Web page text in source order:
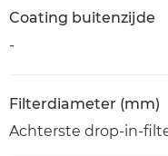
Coating buitenzijde
-
Filterdiameter (mm)
Achterste drop-in-